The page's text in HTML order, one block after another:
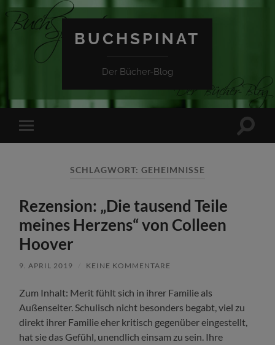
BUCHSPINAT
Der Bücher-Blog
Mobile-
Menü
SCHLAGWORT: GEHEIMNISSE
Rezension: „Die tausend Teile
meines Herzens“ von Colleen
Hoover
9. APRIL 2019 KEINE KOMMENTARE
Zum Inhalt: Merit fühlt sich in ihrer Familie als
Außenseiter. Schulisch nicht besonders begabt, viel zu
direkt ihrer Familie eher kritisch gegenüber eingestellt,
hat sie das Gefühl, unendlich einsam zu sein. Ihre